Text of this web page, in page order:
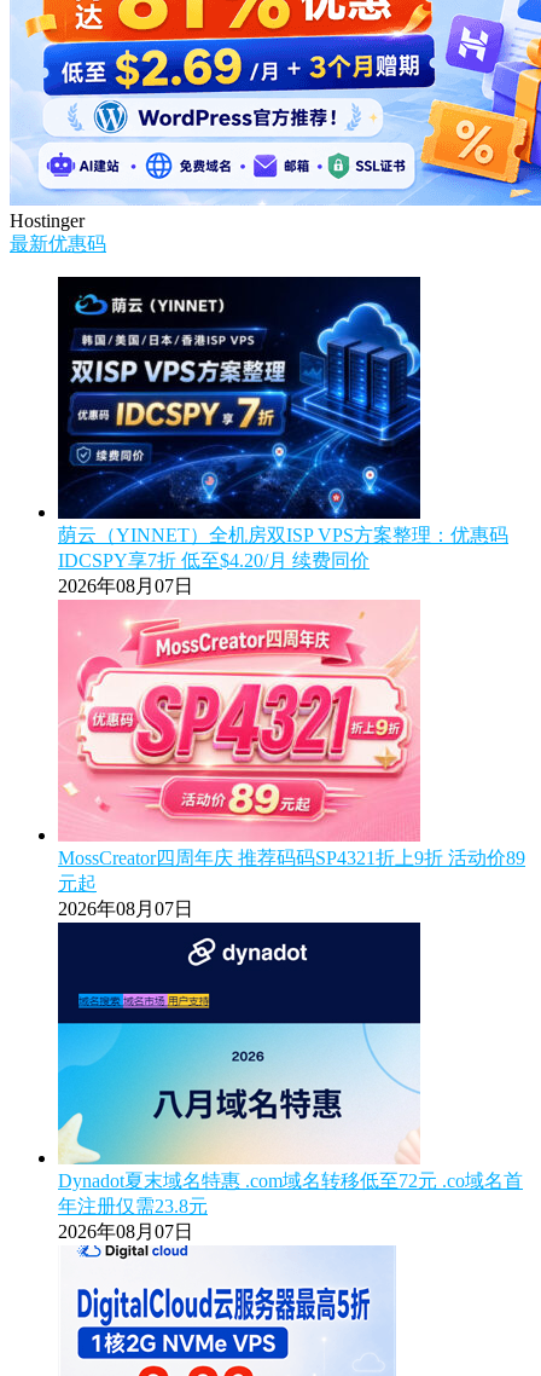
Hostinger
最新优惠码
荫云（YINNET）全机房双ISP VPS方案整理：优惠码
IDCSPY享7折 低至$4.20/月 续费同价
2026年08月07日
MossCreator四周年庆 推荐码码SP4321折上9折 活动价89
元起
2026年08月07日
Dynadot夏末域名特惠 .com域名转移低至72元 .co域名首
年注册仅需23.8元
2026年08月07日